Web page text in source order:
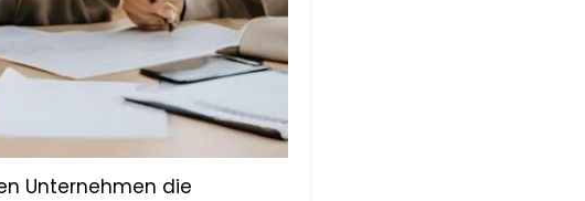
Unternehmen die